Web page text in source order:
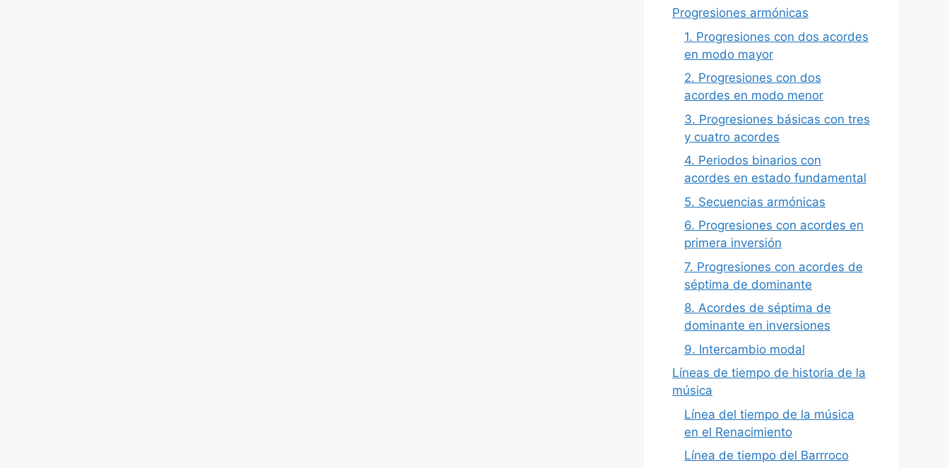
Progresiones armónicas
1. Progresiones con dos acordes
en modo mayor
2. Progresiones con dos
acordes en modo menor
3. Progresiones básicas con tres
y cuatro acordes
4. Periodos binarios con
acordes en estado fundamental
5. Secuencias armónicas
6. Progresiones con acordes en
primera inversión
7. Progresiones con acordes de
séptima de dominante
8. Acordes de séptima de
dominante en inversiones
9. Intercambio modal
Líneas de tiempo de historia de la
música
Línea del tiempo de la música
en el Renacimiento
Línea de tiempo del Barrroco